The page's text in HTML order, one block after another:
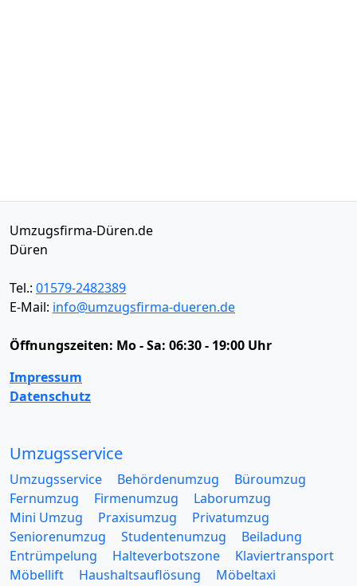
Umzugsfirma-Düren.de
Düren
Tel.: 01579-2482389
E-Mail: info@umzugsfirma-dueren.de
Öffnungszeiten: Mo - Sa: 06:30 - 19:00 Uhr
Impressum
Datenschutz
Umzugsservice
Umzugsservice Behördenumzug
Büroumzug
Fernumzug
Firmenumzug
Laborumzug
Mini Umzug
Praxisumzug
Privatumzug
Seniorenumzug
Studentenumzug
Beiladung
Entrümpelung
Halteverbotszone
Klaviertransport
Möbellift
Haushaltsauflösung
Möbeltaxi